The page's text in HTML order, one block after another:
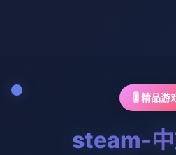
🎚️ 精品游
steam-中